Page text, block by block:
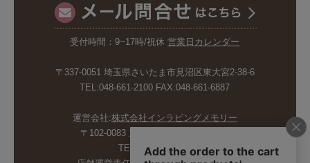
受付時間：9~17時/祝休営業日カレンダー
〒337-0051 埼玉県さいたま市見沼区東大宮2-38-6
TEL:048-661-2100 FAX:048-661-6887
運営会社:株式会社インラビングメモリー
〒102-0083 東京都千代田区麹町5-6-4
TEL:03-6265-4986